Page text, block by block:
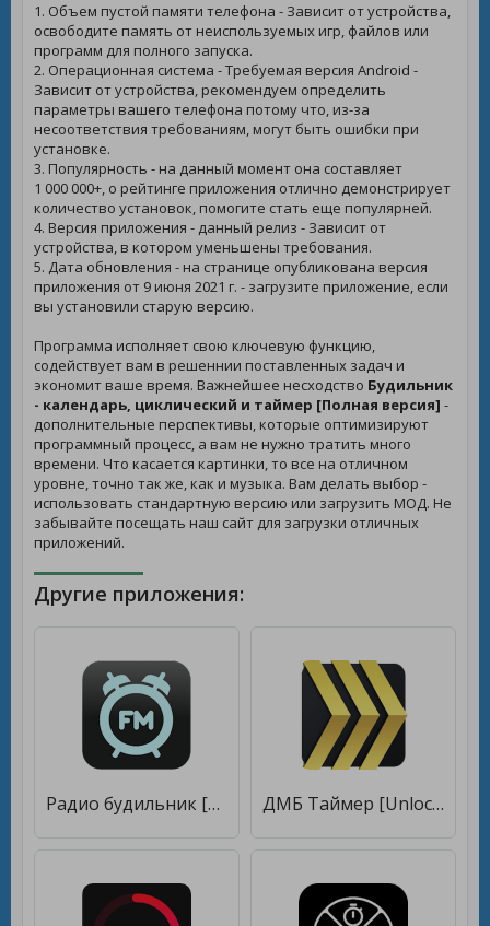
1. Объем пустой памяти телефона - Зависит от устройства,
освободите память от неиспользуемых игр, файлов или
программ для полного запуска.
2. Операционная система - Требуемая версия Android -
Зависит от устройства, рекомендуем определить
параметры вашего телефона потому что, из-за
несоответствия требованиям, могут быть ошибки при
установке.
3. Популярность - на данный момент она составляет
1 000 000+, о рейтинге приложения отлично демонстрирует
количество установок, помогите стать еще популярней.
4. Версия приложения - данный релиз - Зависит от
устройства, в котором уменьшены требования.
5. Дата обновления - на странице опубликована версия
приложения от 9 июня 2021 г. - загрузите приложение, если
вы установили старую версию.
Программа исполняет свою ключевую функцию,
содействует вам в решеннии поставленных задач и
экономит ваше время. Важнейшее несходство Будильник
- календарь, циклический и таймер [Полная версия] -
дополнительные перспективы, которые оптимизируют
программный процесс, а вам не нужно тратить много
времени. Что касается картинки, то все на отличном
уровне, точно так же, как и музыка. Вам делать выбор -
использовать стандартную версию или загрузить МОД. Не
забывайте посещать наш сайт для загрузки отличных
приложений.
Другие приложения:
Радио будильник [Unlocked] ДМБ Таймер [Unlocked]